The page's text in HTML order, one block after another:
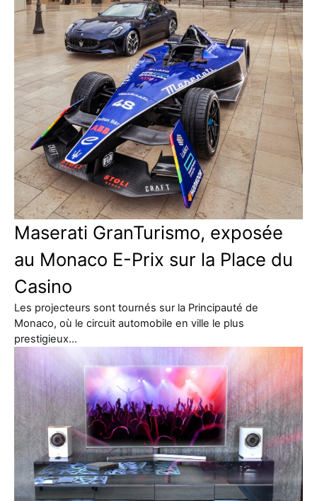
Maserati GranTurismo, exposée
au Monaco E-Prix sur la Place du
Casino
Les projecteurs sont tournés sur la Principauté de
Monaco, où le circuit automobile en ville le plus
prestigieux…